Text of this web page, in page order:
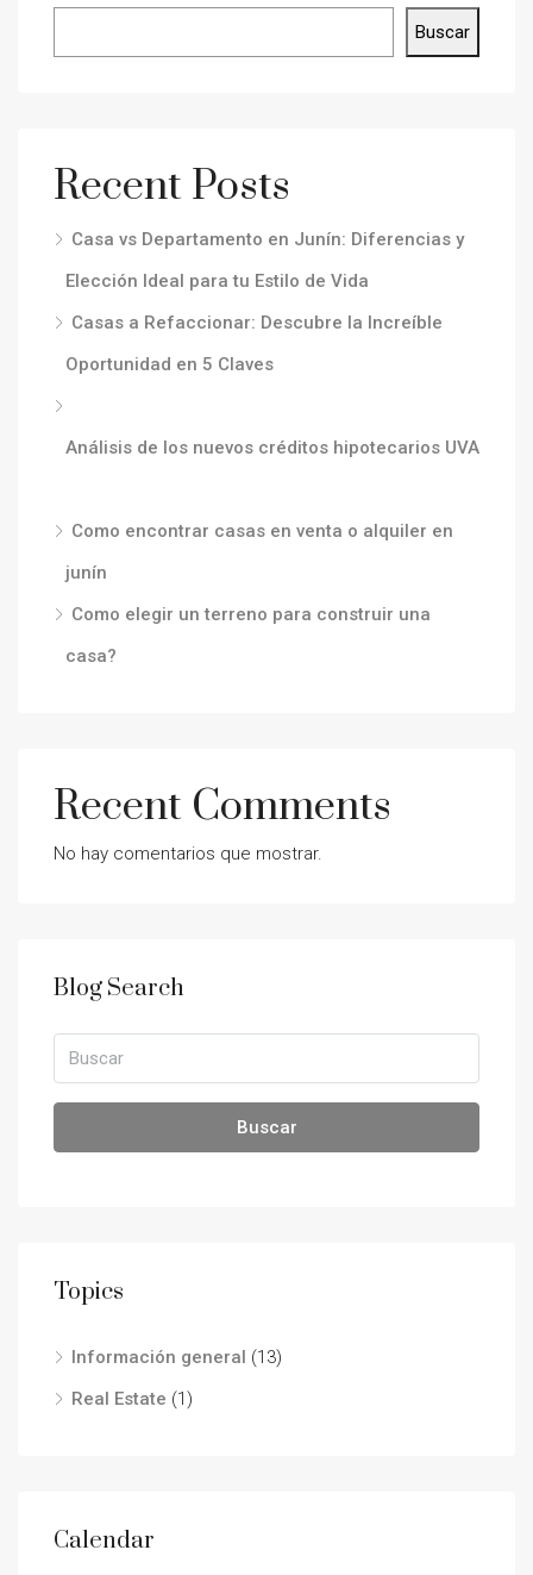
Buscar
Recent Posts
Casa vs Departamento en Junín: Diferencias y
Elección Ideal para tu Estilo de Vida
Casas a Refaccionar: Descubre la Increíble
Oportunidad en 5 Claves
Análisis de los nuevos créditos hipotecarios UVA
Como encontrar casas en venta o alquiler en
junín
Como elegir un terreno para construir una
casa?
Recent Comments
No hay comentarios que mostrar.
Blog Search
Buscar
Topics
Información general (13)
Real Estate (1)
Calendar